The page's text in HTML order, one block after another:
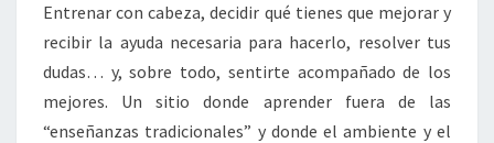
Entrenar con cabeza, decidir qué tienes que mejorar y
recibir la ayuda necesaria para hacerlo, resolver tus
dudas… y, sobre todo, sentirte acompañado de los
mejores. Un sitio donde aprender fuera de las
“enseñanzas tradicionales” y donde el ambiente y el